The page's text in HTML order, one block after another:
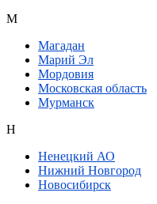
М
Магадан
Марий Эл
Мордовия
Московская область
Мурманск
Н
Ненецкий АО
Нижний Новгород
Новосибирск